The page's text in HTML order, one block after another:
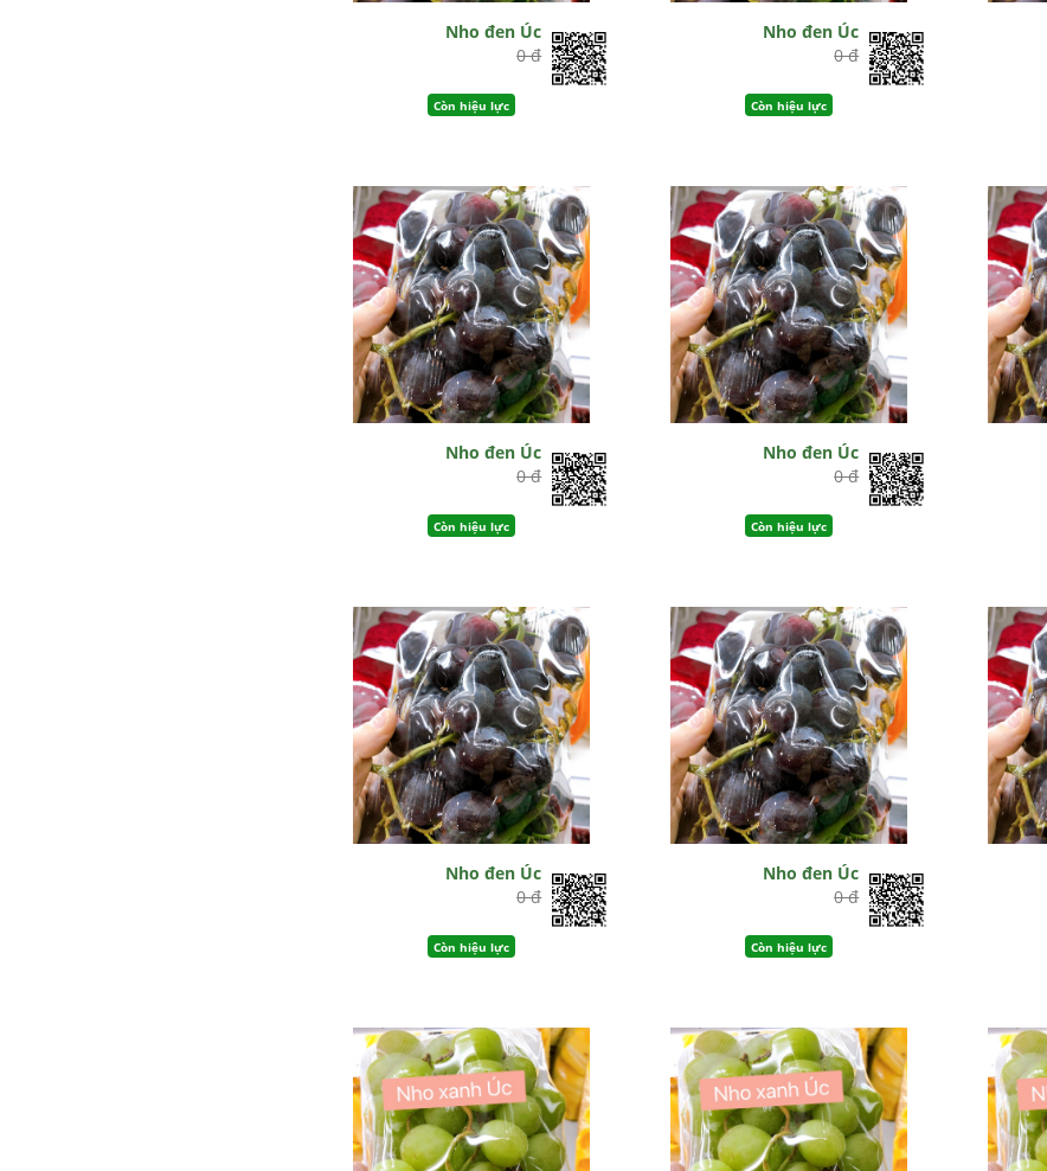
Nho đen Úc
0 đ
Còn hiệu lực
Nho đen Úc
0 đ
Còn hiệu lực
Nho đen Úc
0 đ
Còn hiệu lực
Nho đen Úc
0 đ
Còn hiệu lực
Nho đen Úc
0 đ
Còn hiệu lực
Nho đen Úc
0 đ
Còn hiệu lực